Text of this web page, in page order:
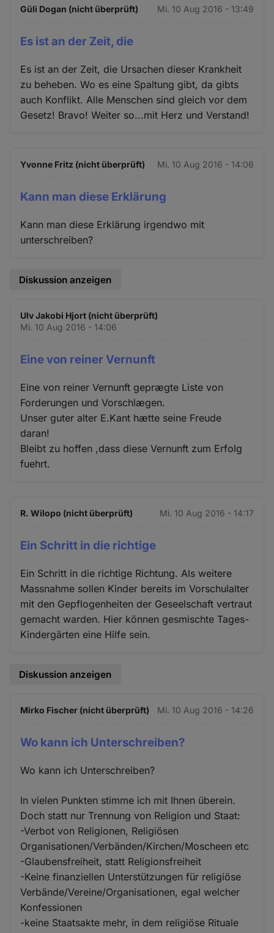
Güli Dogan (nicht überprüft) Mi. 10 Aug 2016 - 13:49
Es ist an der Zeit, die
Es ist an der Zeit, die Ursachen dieser Krankheit
zu beheben. Wo es eine Spaltung gibt, da gibts
auch Konflikt. Alle Menschen sind gleich vor dem
Gesetz! Bravo! Weiter so...mit Herz und Verstand!
Yvonne Fritz (nicht überprüft) Mi. 10 Aug 2016 - 14:06
Kann man diese Erklärung
Kann man diese Erklärung irgendwo mit
unterschreiben?
Diskussion anzeigen
Ulv Jakobi Hjort (nicht überprüft)
Mi. 10 Aug 2016 - 14:06
Eine von reiner Vernunft
Eine von reiner Vernunft geprægte Liste von
Forderungen und Vorschlægen.
Unser guter alter E.Kant hætte seine Freude
daran!
Bleibt zu hoffen ,dass diese Vernunft zum Erfolg
fuehrt.
R. Wilopo (nicht überprüft) Mi. 10 Aug 2016 - 14:17
Ein Schritt in die richtige
Ein Schritt in die richtige Richtung. Als weitere
Massnahme sollen Kinder bereits im Vorschulalter
mit den Gepflogenheiten der Geseelschaft vertraut
gemacht warden. Hier können gesmischte Tages-
Kindergärten eine Hilfe sein.
Diskussion anzeigen
Mirko Fischer (nicht überprüft) Mi. 10 Aug 2016 - 14:26
Wo kann ich Unterschreiben?
Wo kann ich Unterschreiben?
In vielen Punkten stimme ich mit Ihnen überein.
Doch statt nur Trennung von Religion und Staat:
-Verbot von Religionen, Religiösen
Organisationen/Verbänden/Kirchen/Moscheen etc
-Glaubensfreiheit, statt Religionsfreiheit
-Keine finanziellen Unterstützungen für religiöse
Verbände/Vereine/Organisationen, egal welcher
Konfessionen
-keine Staatsakte mehr, in dem religiöse Rituale